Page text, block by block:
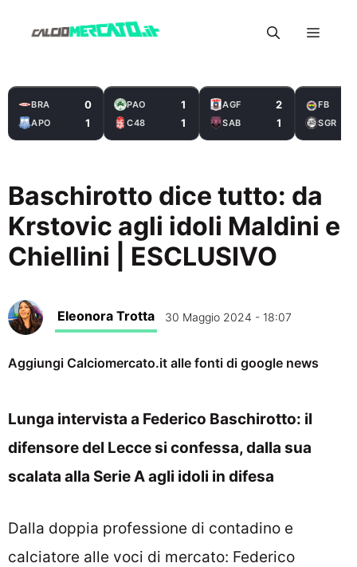
Menu
BRA 0
APO 1
PAO 1
C48 1
AGF 2
SAB 1
FB
SGR
Baschirotto dice tutto: da
Krstovic agli idoli Maldini e
Chiellini | ESCLUSIVO
Eleonora Trotta 30 Maggio 2024 - 18:07
Aggiungi Calciomercato.it alle fonti di google news
Lunga intervista a Federico Baschirotto: il
difensore del Lecce si confessa, dalla sua
scalata alla Serie A agli idoli in difesa
Dalla doppia professione di contadino e
calciatore alle voci di mercato: Federico